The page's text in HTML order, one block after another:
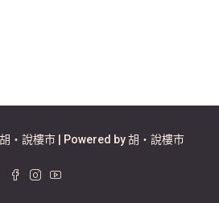
‧說樓市 | Powered by 胡‧說樓市